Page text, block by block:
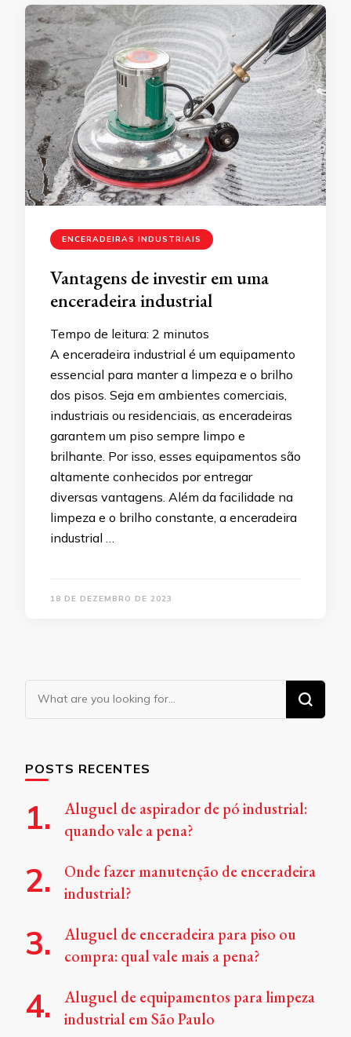
ENCERADEIRAS INDUSTRIAIS
Vantagens de investir em uma
enceradeira industrial
Tempo de leitura: 2 minutos
A enceradeira industrial é um equipamento
essencial para manter a limpeza e o brilho
dos pisos. Seja em ambientes comerciais,
industriais ou residenciais, as enceradeiras
garantem um piso sempre limpo e
brilhante. Por isso, esses equipamentos são
altamente conhecidos por entregar
diversas vantagens. Além da facilidade na
limpeza e o brilho constante, a enceradeira
industrial …
18 DE DEZEMBRO DE 2023
Looking
for
POSTS RECENTES
Aluguel de aspirador de pó industrial:
quando vale a pena?
Onde fazer manutenção de enceradeira
industrial?
Aluguel de enceradeira para piso ou
compra: qual vale mais a pena?
Aluguel de equipamentos para limpeza
industrial em São Paulo